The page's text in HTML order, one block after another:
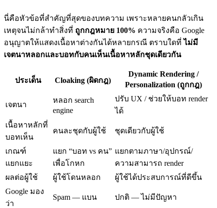
นี่คือหัวข้อที่สำคัญที่สุดของบทความ เพราะหลายคนกลัวเกิน
เหตุจนไม่กล้าทำสิ่งที่ ถูกกฎหมาย 100% ความจริงคือ Google
อนุญาตให้แสดงเนื้อหาต่างกันได้หลายกรณี ตราบใดที่ไม่มี
เจตนาหลอกและบอทกับคนเห็นเนื้อหาหลักชุดเดียวกัน
ประเด็น Cloaking (ผิดกฎ)
Dynamic Rendering /
Personalization (ถูกกฎ)
เจตนา
หลอก search
engine
ปรับ UX / ช่วยให้บอท render
ได้
เนื้อหาหลักที่
บอทเห็น
คนละชุดกับผู้ใช้ ชุดเดียวกับผู้ใช้
เกณฑ์
แยกแยะ
แยก “บอท vs คน”
เพื่อโกหก
แยกตามภาษา/อุปกรณ์/
ความสามารถ render
ผลต่อผู้ใช้
ผู้ใช้โดนหลอก
ผู้ใช้ได้ประสบการณ์ที่ดีขึ้น
Google มอง
ว่า
Spam — แบน ปกติ — ไม่มีปัญหา